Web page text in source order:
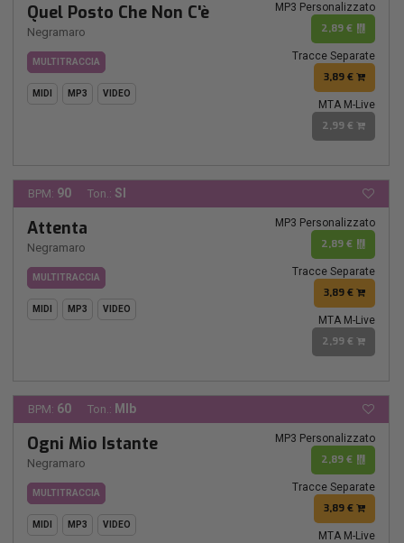
Quel Posto Che Non C'è
Negramaro
MULTITRACCIA
MIDI MP3 VIDEO
MP3 Personalizzato
2,89 €
Tracce Separate
3,89 €
MTA M-Live
2,99 €
BPM: 90 Ton.: SI
Attenta
Negramaro
MULTITRACCIA
MIDI MP3 VIDEO
MP3 Personalizzato
2,89 €
Tracce Separate
3,89 €
MTA M-Live
2,99 €
BPM: 60 Ton.: MIb
Ogni Mio Istante
Negramaro
MULTITRACCIA
MIDI MP3 VIDEO
MP3 Personalizzato
2,89 €
Tracce Separate
3,89 €
MTA M-Live